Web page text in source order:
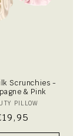
Scrunchies -
& Pink
Vendor:
PILLOW